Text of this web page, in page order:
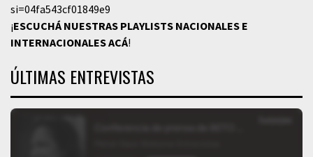
si=04fa543cf01849e9
¡ESCUCHÁ NUESTRAS PLAYLISTS NACIONALES E
INTERNACIONALESACÁ!
ÚLTIMAS ENTREVISTAS